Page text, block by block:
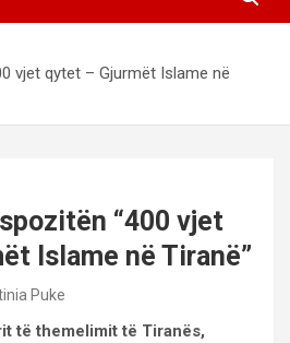
vjet qytet – Gjurmët Islame në
“400 vjet
Islame në Tiranë”
Puke
të themelimit të Tiranës,